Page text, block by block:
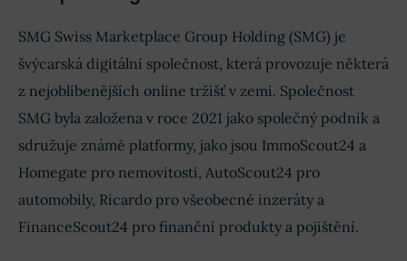
EPS -- -0,74 CHF
SMG Swiss Marketplace Group Holding (SMG) je
švýcarská digitální společnost, která provozuje některá
z nejoblíbenějších online tržišť v zemi. Společnost
SMG byla založena v roce 2021 jako společný podnik a
sdružuje známé platformy, jako jsou ImmoScout24 a
Homegate pro nemovitosti, AutoScout24 pro
automobily, Ricardo pro všeobecné inzeráty a
FinanceScout24 pro finanční produkty a pojištění.